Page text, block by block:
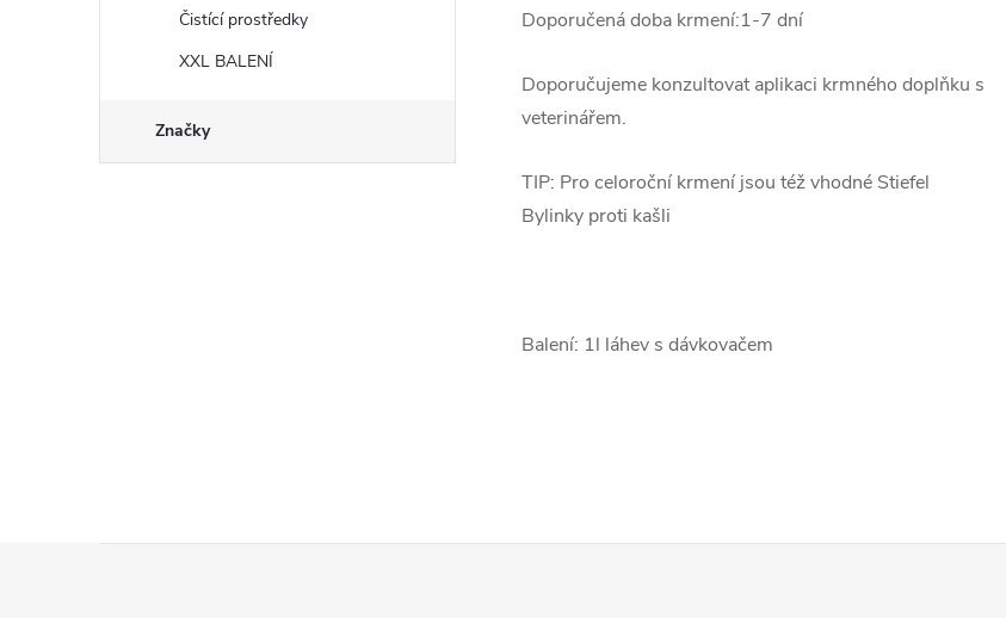
Čistící prostředky
XXL BALENÍ
Značky
Doporučená doba krmení:1-7 dní
Doporučujeme konzultovat aplikaci krmného doplňku s
veterinářem.
TIP: Pro celoroční krmení jsou též vhodné Stiefel
Bylinky proti kašli
Balení: 1l láhev s dávkovačem